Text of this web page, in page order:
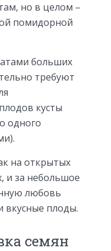
но в целом –
помидорной
больших
требуют
кусты
одного
на открытых
и за небольшое
любовь
вкусные плоды.
семян